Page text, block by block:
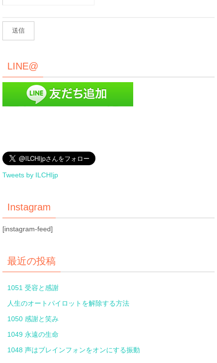
LINE@
Tweets by ILCHIjp
Instagram
[instagram-feed]
最近の投稿
1051 受容と感謝
人生のオートパイロットを解除する方法
1050 感謝と笑み
1049 永遠の生命
1048 声はブレインフォンをオンにする振動